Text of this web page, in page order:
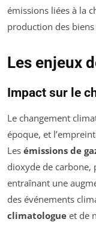
émissions liées à la
production des
Les enjeux
Impact sur le
Le changement
époque, et
Les émissions de
dioxyde de carbone,
entraînant une
des événements
climatologue et de